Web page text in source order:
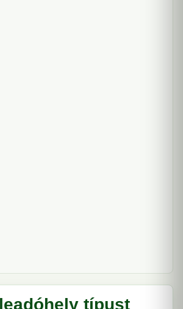
típust